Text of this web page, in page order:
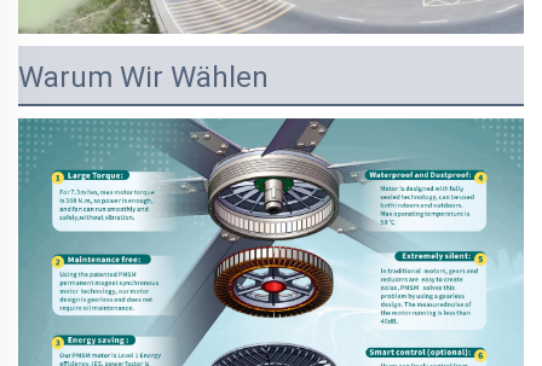
Warum Wir Wählen